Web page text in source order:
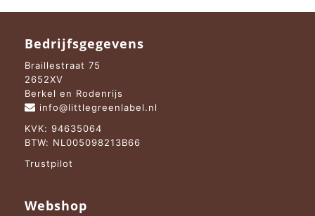
Bedrijfsgegevens
Braillestraat 75
2652XV
Berkel en Rodenrijs
info@littlegreenlabel.nl
KVK: 94635064
BTW: NL005098213B66
Trustpilot
Webshop